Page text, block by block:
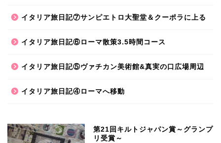
イタリア旅日記⑦サンピエトロ大聖堂＆クーポラに上る
イタリア旅日記⑥ローマ散策3.5時間コース
イタリア旅日記⑤ヴァチカン美術館&真実の口広場周辺
イタリア旅日記④ローマへ移動
第21回キルトジャパン賞～グランプ
リ受賞～